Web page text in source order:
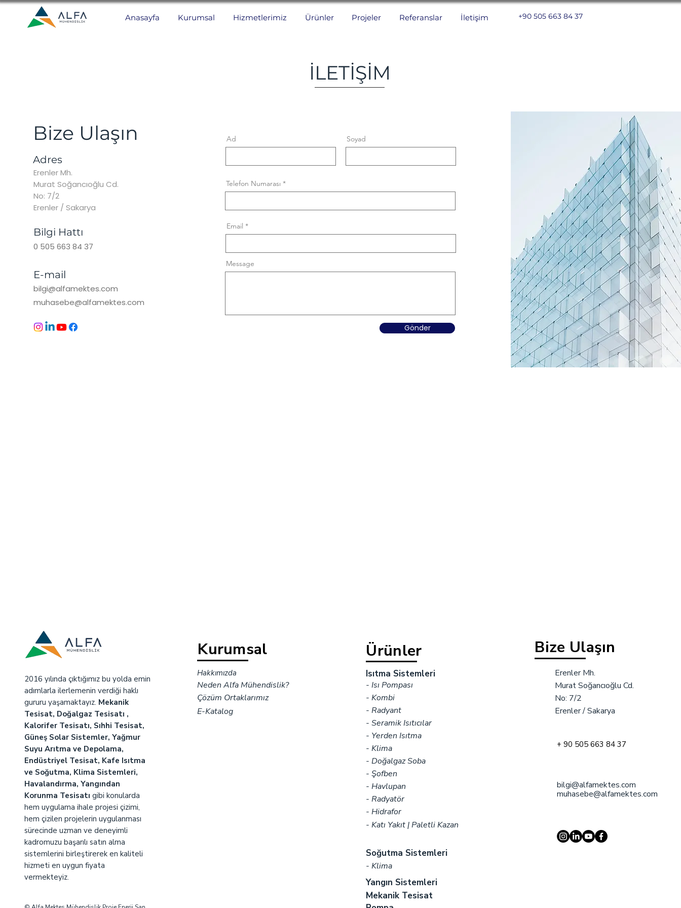
Anasayfa Kurumsal Hizmetlerimiz Ürünler Projeler Referanslar İletişim +90 505 663 84 37
İLETİŞİM
Bize Ulaşın
Adres
Erenler Mh.
Murat Soğancıoğlu Cd.
No: 7/2
Erenler / Sakarya
Bilgi Hattı
0 505 663 84 37
E-mail
bilgi@alfamektes.com
muhasebe@alfamektes.com
Ad Soyad
Telefon Numarası
Email
Message
Gönder
2016 yılında çıktığımız bu yolda emin
adımlarla ilerlemenin verdiği haklı
gururu yaşamaktayız. Mekanik
Tesisat, Doğalgaz Tesisatı ,
Kalorifer Tesisatı, Sıhhi Tesisat,
Güneş Solar Sistemler, Yağmur
Suyu Arıtma ve Depolama,
Endüstriyel Tesisat, Kafe Isıtma
ve Soğutma, Klima Sistemleri,
Havalandırma, Yangından
Korunma Tesisatı gibi konularda
hem uygulama ihale projesi çizimi,
hem çizilen projelerin uygulanması
sürecinde uzman ve deneyimli
kadromuzu başarılı satın alma
sistemlerini birleştirerek en kaliteli
hizmeti en uygun fiyata
vermekteyiz.
Kurumsal
Hakkımızda
Neden Alfa Mühendislik?
Çözüm Ortaklarımız
E-Katalog
Ürünler
Isıtma Sistemleri
- Isı Pompası
- Kombi
- Radyant
- Seramik Isıtıcılar
- Yerden Isıtma
- Klima
- Doğalgaz Soba
- Şofben
- Havlupan
- Radyatör
- Hidrafor
- Katı Yakıt | Paletli Kazan
Soğutma Sistemleri
- Klima
Yangın Sistemleri
Mekanik Tesisat
Bize Ulaşın
Erenler Mh.
Murat Soğancıoğlu Cd.
No: 7/2
Erenler / Sakarya
+ 90 505 663 84 37
bilgi@alfamektes.com
muhasebe@alfamektes.com